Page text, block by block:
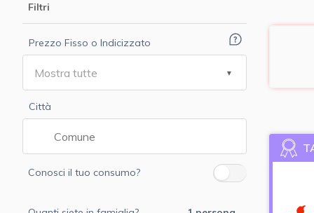
Filtri
Prezzo Fisso o Indicizzato
Città
Conosci il tuo consumo?